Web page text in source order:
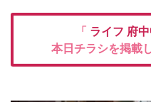
「 ライフ 府
本日チラシを掲載